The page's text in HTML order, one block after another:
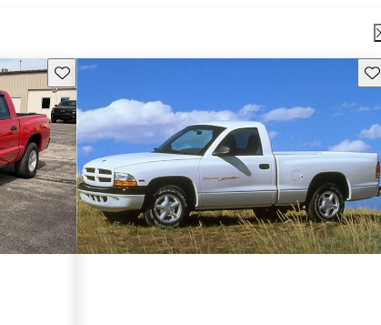
Guarda este Aviso